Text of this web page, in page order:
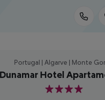
Portugal | Algarve | Monte
Dunamar Hotel
4